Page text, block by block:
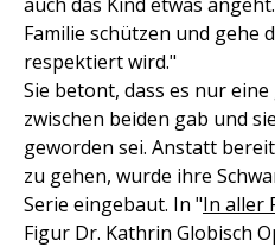
Familie schützen und gehe
respektiert wird."
Sie betont, dass es nur
zwischen beiden gab und
geworden sei. Anstatt
zu gehen, wurde ihre
Serie eingebaut. In "In aller
Figur Dr. Kathrin Globisch